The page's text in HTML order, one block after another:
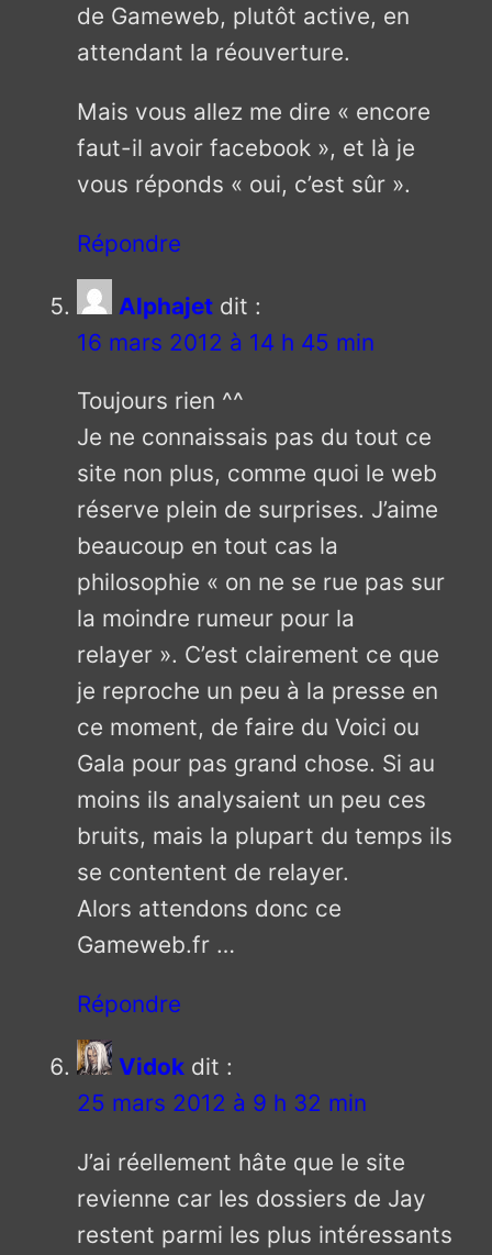
de Gameweb, plutôt active, en
attendant la réouverture.
Mais vous allez me dire « encore
faut-il avoir facebook », et là je
vous réponds « oui, c’est sûr ».
Répondre
Alphajet dit :
16 mars 2012 à 14 h 45 min
Toujours rien ^^
Je ne connaissais pas du tout ce
site non plus, comme quoi le web
réserve plein de surprises. J’aime
beaucoup en tout cas la
philosophie « on ne se rue pas sur
la moindre rumeur pour la
relayer ». C’est clairement ce que
je reproche un peu à la presse en
ce moment, de faire du Voici ou
Gala pour pas grand chose. Si au
moins ils analysaient un peu ces
bruits, mais la plupart du temps ils
se contentent de relayer.
Alors attendons donc ce
Gameweb.fr …
Répondre
Vidok dit :
25 mars 2012 à 9 h 32 min
J’ai réellement hâte que le site
revienne car les dossiers de Jay
restent parmi les plus intéressants